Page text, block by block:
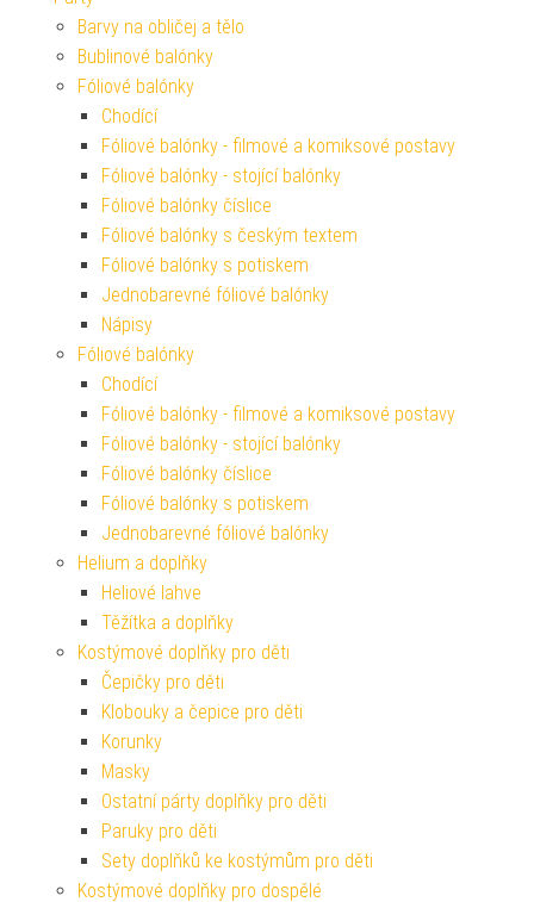
Barvy na obličej a tělo
Bublinové balónky
Fóliové balónky
Chodící
Fóliové balónky - filmové a komiksové postavy
Fóliové balónky - stojící balónky
Fóliové balónky číslice
Fóliové balónky s českým textem
Fóliové balónky s potiskem
Jednobarevné fóliové balónky
Nápisy
Fóliové balónky
Chodící
Fóliové balónky - filmové a komiksové postavy
Fóliové balónky - stojící balónky
Fóliové balónky číslice
Fóliové balónky s potiskem
Jednobarevné fóliové balónky
Helium a doplňky
Heliové lahve
Těžítka a doplňky
Kostýmové doplňky pro děti
Čepičky pro děti
Klobouky a čepice pro děti
Korunky
Masky
Ostatní párty doplňky pro děti
Paruky pro děti
Sety doplňků ke kostýmům pro děti
Kostýmové doplňky pro dospělé